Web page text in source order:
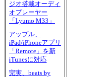
ジオ搭載オーディ
オプレーヤー
「Lyumo M33」
アップル、
iPad/iPhoneアプリ
「Remote」を新
iTunesに対応
完実、beats by